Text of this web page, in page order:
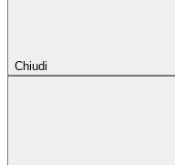
Chiudi